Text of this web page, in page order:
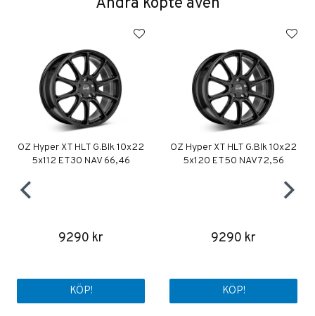
OZ Hyper XT HLT G.Blk 10x22
5x112 ET30 NAV 66,46
9290 kr
KÖP!
OZ Hyper XT HLT G.Blk 10x22
5x120 ET50 NAV 72,56
9290 kr
KÖP!